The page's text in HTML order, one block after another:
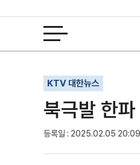
전체메뉴 열기
KTV 대한뉴스
북극발 한
등록일 : 2025.02.05 20:09
기사인쇄
글자확대
글자축소